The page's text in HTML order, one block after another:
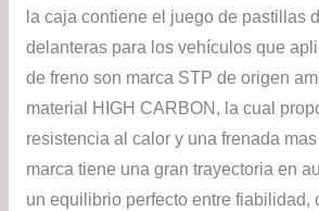
la caja contiene el juego de pastillas
delanteras para los vehículos que
de freno son marca STP de origen
material HIGH CARBON, la cual
resistencia al calor y una frenada
marca tiene una gran trayectoria en
un equilibrio perfecto entre fiabilidad,